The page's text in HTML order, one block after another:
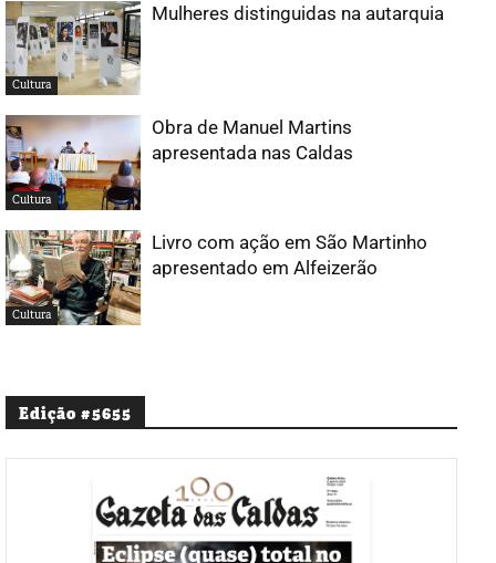
Cultura
Mulheres distinguidas na autarquia
Cultura
Obra de Manuel Martins
apresentada nas Caldas
Cultura
Livro com ação em São Martinho
apresentado em Alfeizerão
Edição #5655